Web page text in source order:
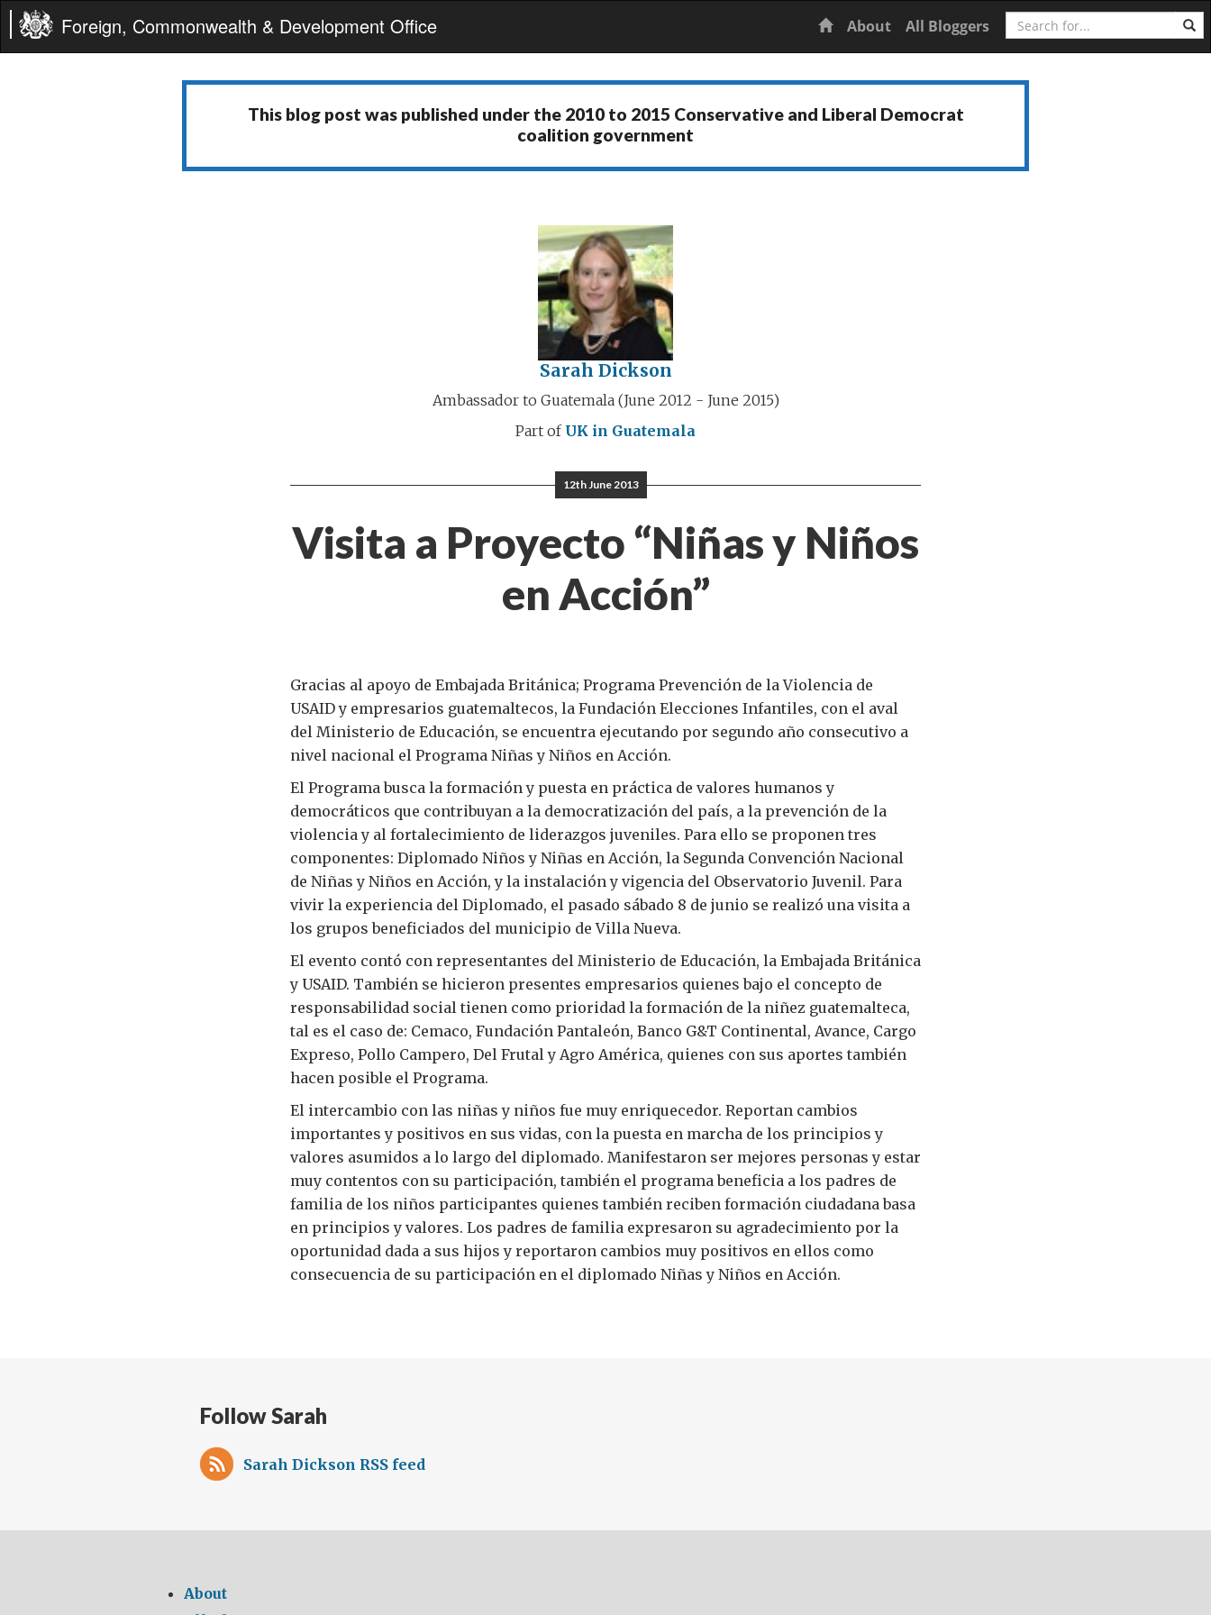
Foreign, Commonwealth & Development Office Home
About All Bloggers Search
This blog post was published under the 2010 to 2015 Conservative and Liberal Democrat
coalition government
Sarah Dickson
Ambassador to Guatemala (June 2012 - June 2015)
Part of UK in Guatemala
12th June 2013
Visita a Proyecto “Niñas y Niños
en Acción”
Gracias al apoyo de Embajada Británica; Programa Prevención de la Violencia de
USAID y empresarios guatemaltecos, la Fundación Elecciones Infantiles, con el aval
del Ministerio de Educación, se encuentra ejecutando por segundo año consecutivo a
nivel nacional el Programa Niñas y Niños en Acción.
El Programa busca la formación y puesta en práctica de valores humanos y
democráticos que contribuyan a la democratización del país, a la prevención de la
violencia y al fortalecimiento de liderazgos juveniles. Para ello se proponen tres
componentes: Diplomado Niños y Niñas en Acción, la Segunda Convención Nacional
de Niñas y Niños en Acción, y la instalación y vigencia del Observatorio Juvenil. Para
vivir la experiencia del Diplomado, el pasado sábado 8 de junio se realizó una visita a
los grupos beneficiados del municipio de Villa Nueva.
El evento contó con representantes del Ministerio de Educación, la Embajada Británica
y USAID. También se hicieron presentes empresarios quienes bajo el concepto de
responsabilidad social tienen como prioridad la formación de la niñez guatemalteca,
tal es el caso de: Cemaco, Fundación Pantaleón, Banco G&T Continental, Avance, Cargo
Expreso, Pollo Campero, Del Frutal y Agro América, quienes con sus aportes también
hacen posible el Programa.
El intercambio con las niñas y niños fue muy enriquecedor. Reportan cambios
importantes y positivos en sus vidas, con la puesta en marcha de los principios y
valores asumidos a lo largo del diplomado. Manifestaron ser mejores personas y estar
muy contentos con su participación, también el programa beneficia a los padres de
familia de los niños participantes quienes también reciben formación ciudadana basa
en principios y valores. Los padres de familia expresaron su agradecimiento por la
oportunidad dada a sus hijos y reportaron cambios muy positivos en ellos como
consecuencia de su participación en el diplomado Niñas y Niños en Acción.
Follow Sarah
Sarah Dickson RSS feed
About